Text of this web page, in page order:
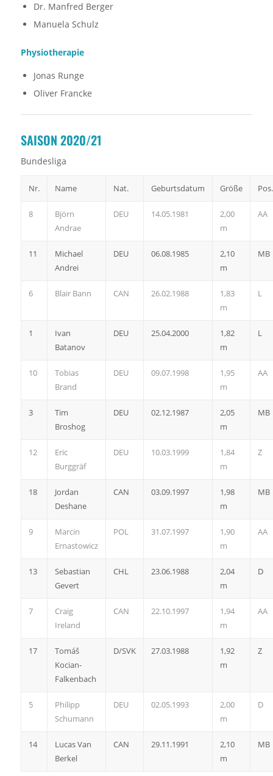
Dr. Manfred Berger
Manuela Schulz
Physiotherapie
Jonas Runge
Oliver Francke
SAISON 2020/21
Bundesliga
Nr. Name Nat. Geburtsdatum Größe Pos.
8
Björn
Andrae
DEU 14.05.1981
2,00
m
AA
11
Michael
Andrei
DEU 06.08.1985
2,10
m
MB
6 Blair Bann CAN 26.02.1988
1,83
m
L
1
Ivan
Batanov
DEU 25.04.2000
1,82
m
L
10
Tobias
Brand
DEU 09.07.1998
1,95
m
AA
3
Tim
Broshog
DEU 02.12.1987
2,05
m
MB
12
Eric
Burggräf
DEU 10.03.1999
1,84
m
Z
18
Jordan
Deshane
CAN 03.09.1997
1,98
m
MB
9
Marcin
Ernastowicz
POL 31.07.1997
1,90
m
AA
13
Sebastian
Gevert
CHL 23.06.1988
2,04
m
D
7
Craig
Ireland
CAN 22.10.1997
1,94
m
AA
17
Tomáš
Kocian-
Falkenbach
D/SVK 27.03.1988
1,92
m
Z
5
Philipp
Schumann
DEU 02.05.1993
2,00
m
D
14
Lucas Van
Berkel
CAN 29.11.1991
2,10
m
MB